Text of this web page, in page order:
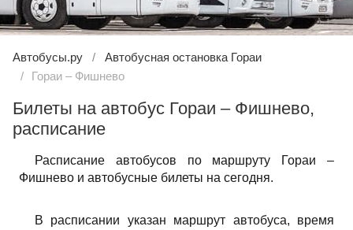
Автобусы.ру
Автобусная остановка Гораи
Гораи – Фишнево
Билеты на автобус Гораи – Фишнево,
расписание
Расписание автобусов по маршруту Гораи –
Фишнево и автобусные билеты на сегодня.
В расписании указан маршрут автобуса, время